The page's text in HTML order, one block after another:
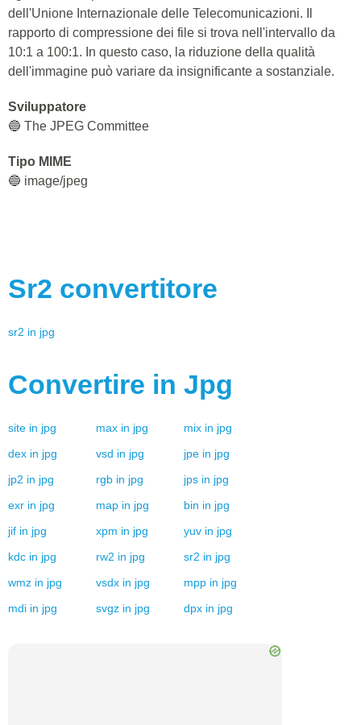
dell'Unione Internazionale delle Telecomunicazioni. Il
rapporto di compressione dei file si trova nell'intervallo da
10:1 a 100:1. In questo caso, la riduzione della qualità
dell'immagine può variare da insignificante a sostanziale.
Sviluppatore
🔵 The JPEG Committee
Tipo MIME
🔵 image/jpeg
Sr2 convertitore
sr2 in jpg
Convertire in Jpg
site in jpg max in jpg mix in jpg
dex in jpg vsd in jpg jpe in jpg
jp2 in jpg rgb in jpg jps in jpg
exr in jpg map in jpg bin in jpg
jif in jpg xpm in jpg yuv in jpg
kdc in jpg rw2 in jpg sr2 in jpg
wmz in jpg vsdx in jpg mpp in jpg
mdi in jpg svgz in jpg dpx in jpg